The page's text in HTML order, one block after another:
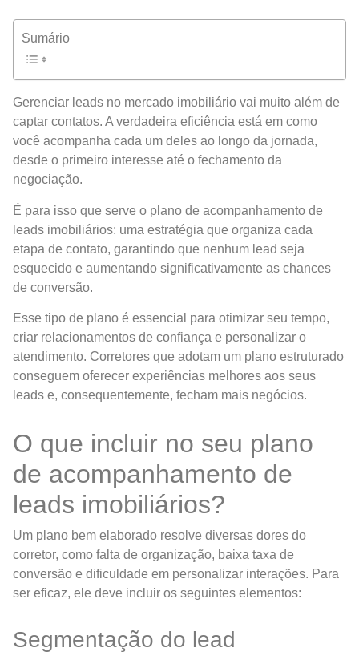
Sumário
Gerenciar leads no mercado imobiliário vai muito além de
captar contatos. A verdadeira eficiência está em como
você acompanha cada um deles ao longo da jornada,
desde o primeiro interesse até o fechamento da
negociação.
É para isso que serve o plano de acompanhamento de
leads imobiliários: uma estratégia que organiza cada
etapa de contato, garantindo que nenhum lead seja
esquecido e aumentando significativamente as chances
de conversão.
Esse tipo de plano é essencial para otimizar seu tempo,
criar relacionamentos de confiança e personalizar o
atendimento. Corretores que adotam um plano estruturado
conseguem oferecer experiências melhores aos seus
leads e, consequentemente, fecham mais negócios.
O que incluir no seu plano
de acompanhamento de
leads imobiliários?
Um plano bem elaborado resolve diversas dores do
corretor, como falta de organização, baixa taxa de
conversão e dificuldade em personalizar interações. Para
ser eficaz, ele deve incluir os seguintes elementos:
Segmentação do lead